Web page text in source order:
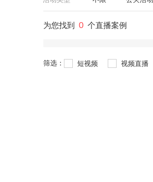
为您找到 0 个直播案例
筛选： 短视频 视频直播